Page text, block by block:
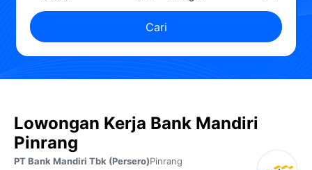
Cari
Lowongan Kerja Bank Mandiri
Pinrang
PT Bank Mandiri Tbk (Persero)Pinrang